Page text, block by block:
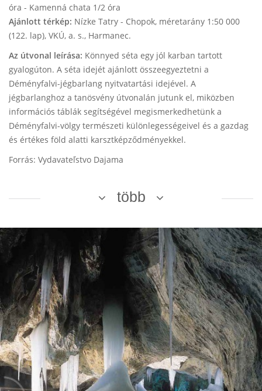
óra - Kamenná chata 1/2 óra
Ajánlott térkép: Nízke Tatry - Chopok, méretarány 1:50 000
(122. lap), VKÚ, a. s., Harmanec.
Az útvonal leírása: Könnyed séta egy jól karban tartott
gyalogúton. A séta idejét ajánlott összeegyeztetni a
Déményfalvi-jégbarlang nyitvatartási idejével. A
jégbarlanghoz a tanösvény útvonalán jutunk el, miközben
információs táblák segítségével megismerkedhetünk a
Déményfalvi-völgy természeti különlegességeivel és a gazdag
és értékes föld alatti karsztképződményekkel.
Forrás: Vydavateľstvo Dajama
több